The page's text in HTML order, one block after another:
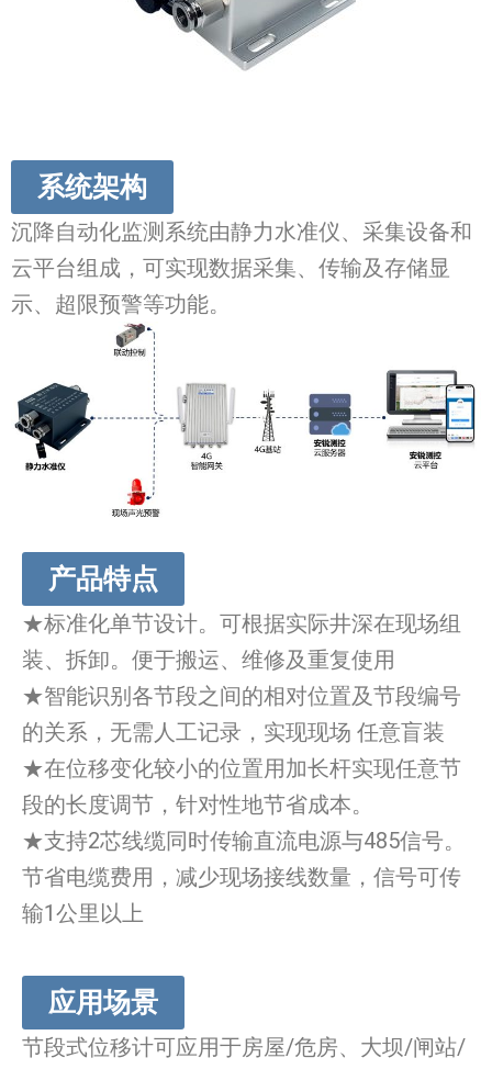
系统架构
沉降自动化监测系统由静力水准仪、采集设备和
云平台组成，可实现数据采集、传输及存储显
示、超限预警等功能。
产品特点
★标准化单节设计。可根据实际井深在现场组
装、拆卸。便于搬运、维修及重复使用
★智能识别各节段之间的相对位置及节段编号
的关系，无需人工记录，实现现场 任意盲装
★在位移变化较小的位置用加长杆实现任意节
段的长度调节，针对性地节省成本。
★支持2芯线缆同时传输直流电源与485信号。
节省电缆费用，减少现场接线数量，信号可传
输1公里以上
应用场景
节段式位移计可应用于房屋/危房、大坝/闸站/